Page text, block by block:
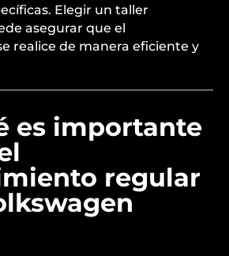
Elegir un taller
asegurar que el
realice de manera eficiente y
es importante
regular